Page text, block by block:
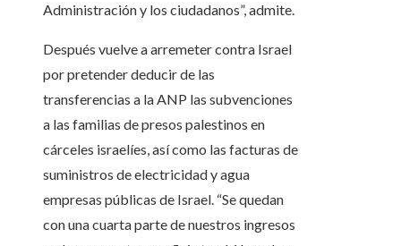
Administración y los ciudadanos”, admite.
Después vuelve a arremeter contra Israel
por pretender deducir de las
transferencias a la ANP las subvenciones
a las familias de presos palestinos en
cárceles israelíes, así como las facturas de
suministros de electricidad y agua
empresas públicas de Israel. “Se quedan
con una cuarta parte de nuestros ingresos